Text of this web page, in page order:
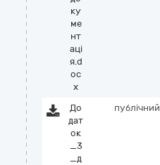
ку
ме
нт
аці
я.d
oc
x
До
дат
ок
_3
_д
публічний